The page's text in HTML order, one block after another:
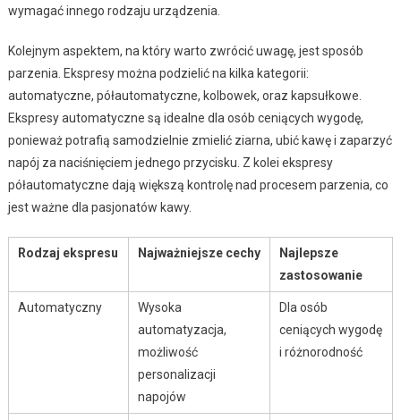
wymagać innego rodzaju urządzenia.
Kolejnym aspektem, na który warto zwrócić uwagę, jest sposób
parzenia. Ekspresy można podzielić na kilka kategorii:
automatyczne, półautomatyczne, kolbowek, oraz kapsułkowe.
Ekspresy automatyczne są idealne dla osób ceniących wygodę,
ponieważ potrafią samodzielnie zmielić ziarna, ubić kawę i zaparzyć
napój za naciśnięciem jednego przycisku. Z kolei ekspresy
półautomatyczne dają większą kontrolę nad procesem parzenia, co
jest ważne dla pasjonatów kawy.
Rodzaj ekspresu Najważniejsze cechy
Najlepsze
zastosowanie
Automatyczny
Wysoka
automatyzacja,
możliwość
personalizacji
napojów
Dla osób
ceniących wygodę
i różnorodność